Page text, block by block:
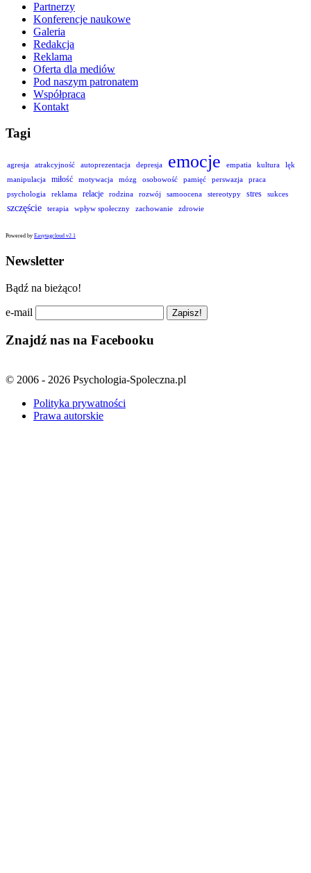
Partnerzy
Konferencje naukowe
Galeria
Redakcja
Reklama
Oferta dla mediów
Pod naszym patronatem
Współpraca
Kontakt
Tagi
agresja atrakcyjność autoprezentacja depresja emocje empatia kultura
lęk
manipulacja
miłość motywacja mózg osobowość pamięć perswazja
praca
psychologia
reklama relacje rodzina rozwój samoocena stereotypy stres sukces
szczęście terapia wpływ społeczny zachowanie zdrowie
Powered by Easytagcloud v2.1
Newsletter
Bądź na bieżąco!
e-mail
Znajdź nas na Facebooku
© 2006 - 2026 Psychologia-Spoleczna.pl
Polityka prywatności
Prawa autorskie